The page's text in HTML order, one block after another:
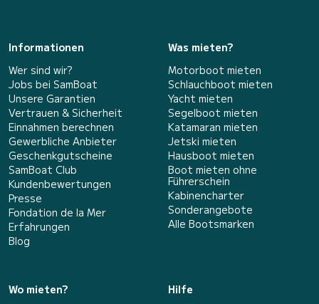
Informationen
Wer sind wir?
Jobs bei SamBoat
Unsere Garantien
Vertrauen & Sicherheit
Einnahmen berechnen
Gewerbliche Anbieter
Geschenkgutscheine
SamBoat Club
Kundenbewertungen
Presse
Fondation de la Mer
Erfahrungen
Blog
Was mieten?
Motorboot mieten
Schlauchboot mieten
Yacht mieten
Segelboot mieten
Katamaran mieten
Jetski mieten
Hausboot mieten
Boot mieten ohne
Führerschein
Kabinencharter
Sonderangebote
Alle Bootsmarken
Wo mieten?
Hilfe